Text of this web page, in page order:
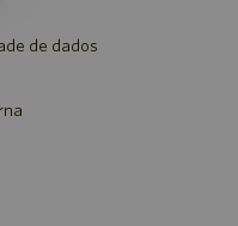
de dados